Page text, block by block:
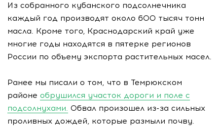
Из собранного кубанского подсолнечника
каждый год производят около 600 тысяч тонн
масла. Кроме того, Краснодарский край уже
многие годы находятся в пятерке регионов
России по объему экспорта растительных масел.
Ранее мы писали о том, что в Темрюкском
районе обрушился участок дороги и поле с
подсолнухами. Обвал произошел из-за сильных
проливных дождей, которые размыли почву.